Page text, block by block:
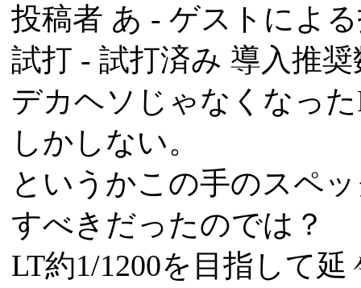
投稿者 あ - ゲストによ
試打 - 試打済み 導入推
デカヘソじゃなくなっ
しかしない。
というかこの手のスペ
すべきだったのでは？
LT約1/1200を目指して